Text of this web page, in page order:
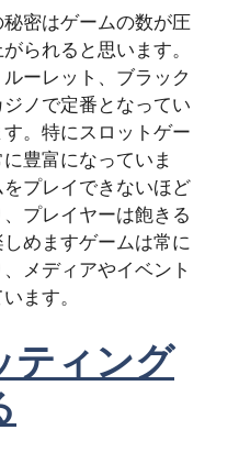
密はゲームの数が圧
られると思います。
ーレット、ブラック
ノで定番となってい
。特にスロットゲー
豊富になっていま
プレイできないほど
プレイヤーは飽きる
めますゲームは常に
メディアやイベント
ます。
ティング